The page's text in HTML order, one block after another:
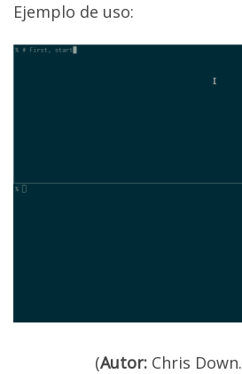
Ejemplo de uso:
(Autor:Chris Down.